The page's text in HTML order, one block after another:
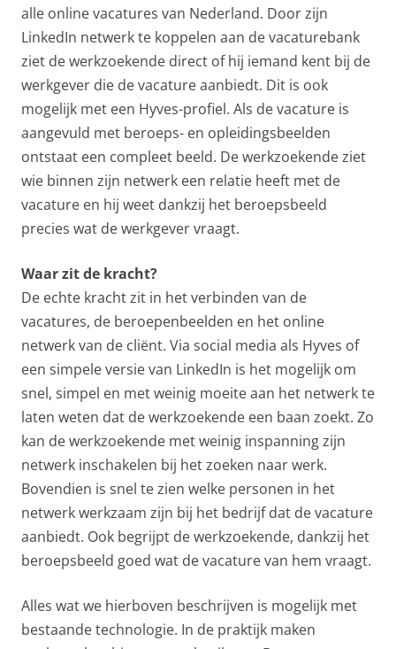
alle online vacatures van Nederland. Door zijn
LinkedIn netwerk te koppelen aan de vacaturebank
ziet de werkzoekende direct of hij iemand kent bij de
werkgever die de vacature aanbiedt. Dit is ook
mogelijk met een Hyves-profiel. Als de vacature is
aangevuld met beroeps- en opleidingsbeelden
ontstaat een compleet beeld. De werkzoekende ziet
wie binnen zijn netwerk een relatie heeft met de
vacature en hij weet dankzij het beroepsbeeld
precies wat de werkgever vraagt.
Waar zit de kracht?
De echte kracht zit in het verbinden van de
vacatures, de beroepenbeelden en het online
netwerk van de cliënt. Via social media als Hyves of
een simpele versie van LinkedIn is het mogelijk om
snel, simpel en met weinig moeite aan het netwerk te
laten weten dat de werkzoekende een baan zoekt. Zo
kan de werkzoekende met weinig inspanning zijn
netwerk inschakelen bij het zoeken naar werk.
Bovendien is snel te zien welke personen in het
netwerk werkzaam zijn bij het bedrijf dat de vacature
aanbiedt. Ook begrijpt de werkzoekende, dankzij het
beroepsbeeld goed wat de vacature van hem vraagt.
Alles wat we hierboven beschrijven is mogelijk met
bestaande technologie. In de praktijk maken